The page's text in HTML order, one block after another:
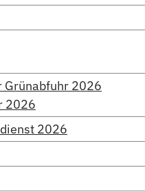
2026
2026
2026